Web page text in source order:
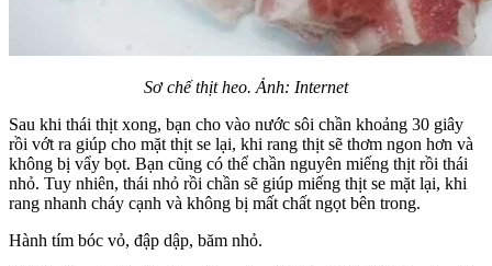
Sơ chế thịt heo. Ảnh: Internet
Sau khi thái thịt xong, bạn cho vào nước sôi chần khoảng 30 giây
rồi vớt ra giúp cho mặt thịt se lại, khi rang thịt sẽ thơm ngon hơn và
không bị vẩy bọt. Bạn cũng có thể chần nguyên miếng thịt rồi thái
nhỏ. Tuy nhiên, thái nhỏ rồi chần sẽ giúp miếng thịt se mặt lại, khi
rang nhanh cháy cạnh và không bị mất chất ngọt bên trong.
Hành tím bóc vỏ, đập dập, băm nhỏ.